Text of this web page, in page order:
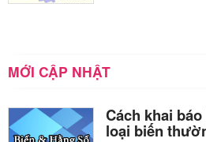
MỚI CẬP NHẬT
Cách khai
loại biến